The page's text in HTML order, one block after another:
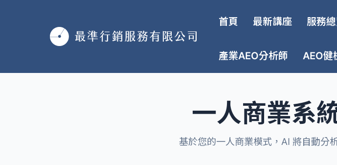
首頁 最新講座 服務
產業AEO分析師 AEO健
一人商業系
基於您的一人商業模式，AI 將自動分